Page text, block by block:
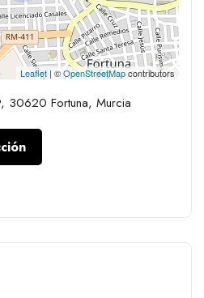
Leaflet | ©OpenStreetMapcontributors
30620 Fortuna, Murcia